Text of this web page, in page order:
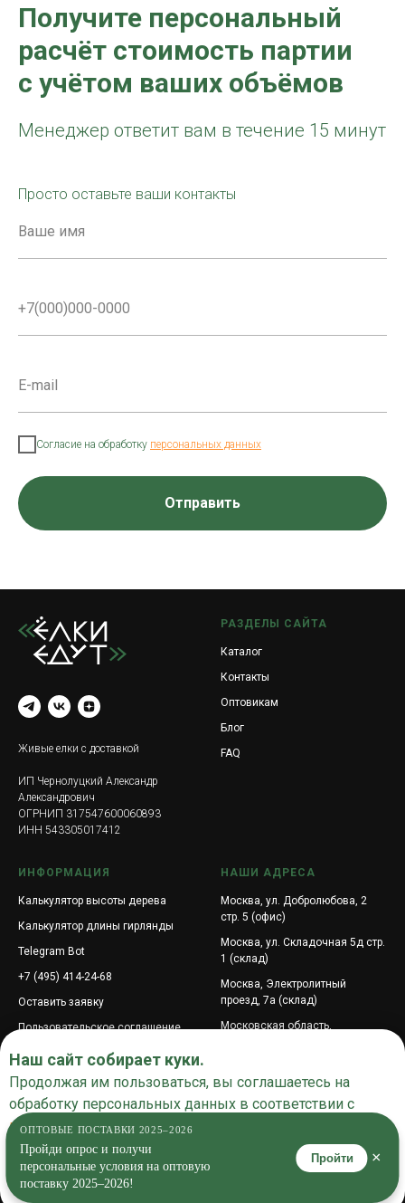
Получите персональный
расчёт стоимость партии
с учётом ваших объёмов
Менеджер ответит вам в течение 15 минут
Просто оставьте ваши контакты
Согласие на обработку персональных данных
Отправить
ОПТОВЫЕ ПОСТАВКИ 2025–2026
Пройди опрос и получи
персональные условия на оптовую
поставку 2025–2026!
Пройти ×
Живые елки с доставкой
ИП Чернолуцкий Александр
Александрович
ОГРНИП 317547600060893
ИНН 543305017412
РАЗДЕЛЫ САЙТА
Каталог
Контакты
Оптовикам
Блог
FAQ
ИНФОРМАЦИЯ
Калькулятор высоты дерева
Калькулятор длины гирлянды
Telegram Bot
+7 (495) 414-24-68
Оставить заявку
Пользовательское соглашение
Поиск по сайту
НАШИ АДРЕСА
Москва, ул. Добролюбова, 2
стр. 5 (офис)
Москва, ул. Складочная 5д стр.
1 (склад)
Москва, Электролитный
проезд, 7а (склад)
Московская область,
Промышленная, 6
Центральная улица, 3к1,
муниципальный округ Истра,
Московская область
Наш сайт собирает куки.
Продолжая им пользоваться, вы соглашаетесь на
обработку персональных данных в соответствии с
политикой конфиденциальности
Согласен